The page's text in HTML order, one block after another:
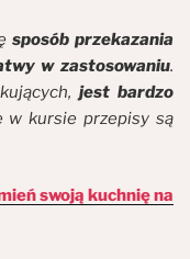
sposób przekazania
w zastosowaniu.
jest bardzo
w kursie przepisy są
swoją kuchnię na